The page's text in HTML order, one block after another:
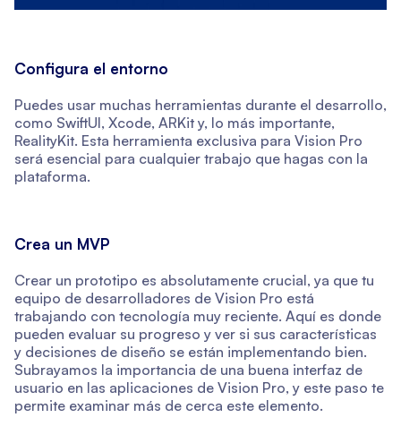
Configura el entorno
Puedes usar muchas herramientas durante el desarrollo,
como SwiftUI, Xcode, ARKit y, lo más importante,
RealityKit. Esta herramienta exclusiva para Vision Pro
será esencial para cualquier trabajo que hagas con la
plataforma.
Crea un MVP
Crear un prototipo es absolutamente crucial, ya que tu
equipo de desarrolladores de Vision Pro está
trabajando con tecnología muy reciente. Aquí es donde
pueden evaluar su progreso y ver si sus características
y decisiones de diseño se están implementando bien.
Subrayamos la importancia de una buena interfaz de
usuario en las aplicaciones de Vision Pro, y este paso te
permite examinar más de cerca este elemento.